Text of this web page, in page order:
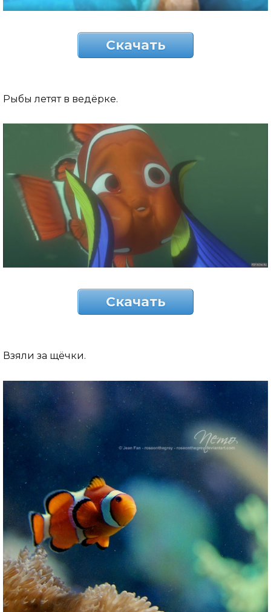
Скачать
Рыбы летят в ведёрке.
Скачать
Взяли за щёчки.